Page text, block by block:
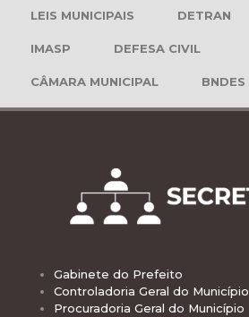
LEIS MUNICIPAIS DETRAN
IMASP DEFESA CIVIL
CÂMARA MUNICIPAL BNDES
Gabinete do Prefeito
Controladoria Geral do Município
Procuradoria Geral do Município